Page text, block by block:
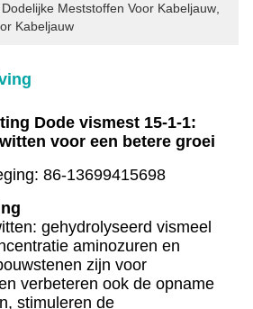
Meststoffen Voor Kabeljauw
Kabeljauw
Dode vismest 15-1-1:
voor een betere groei
86-13699415698
gehydrolyseerd vismeel
aminozuren en
zijn voor
verbeteren ook de opname
stimuleren de